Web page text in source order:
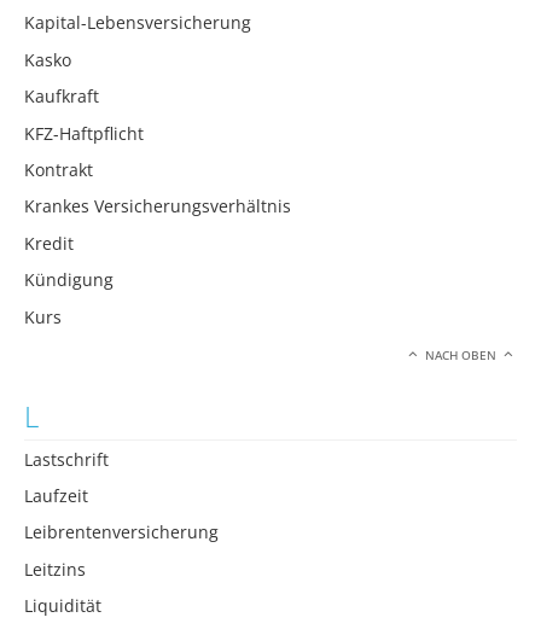
Kapital-Lebensversicherung
Kasko
Kaufkraft
KFZ-Haftpflicht
Kontrakt
Krankes Versicherungsverhältnis
Kredit
Kündigung
Kurs
NACH OBEN
L
Lastschrift
Laufzeit
Leibrentenversicherung
Leitzins
Liquidität